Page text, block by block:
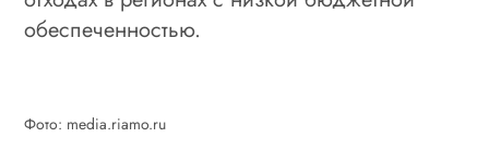
обеспеченностью.
Фото: media.riamo.ru